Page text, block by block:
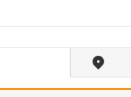
と
相
い